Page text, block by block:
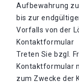
Aufbewahrung
bis zur
Vorfalls von der
Kontaktformular
Treten Sie bzgl.
Kontaktformular
zum Zwecke der